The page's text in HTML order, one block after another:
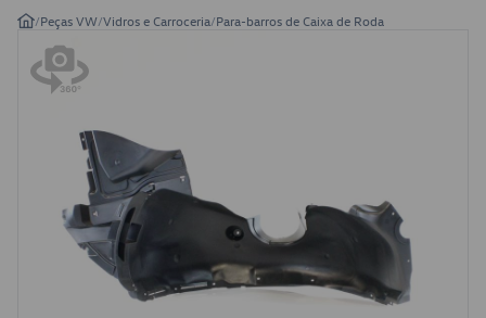
/Peças VW/Vidros e Carroceria/Para-barros de Caixa de Roda